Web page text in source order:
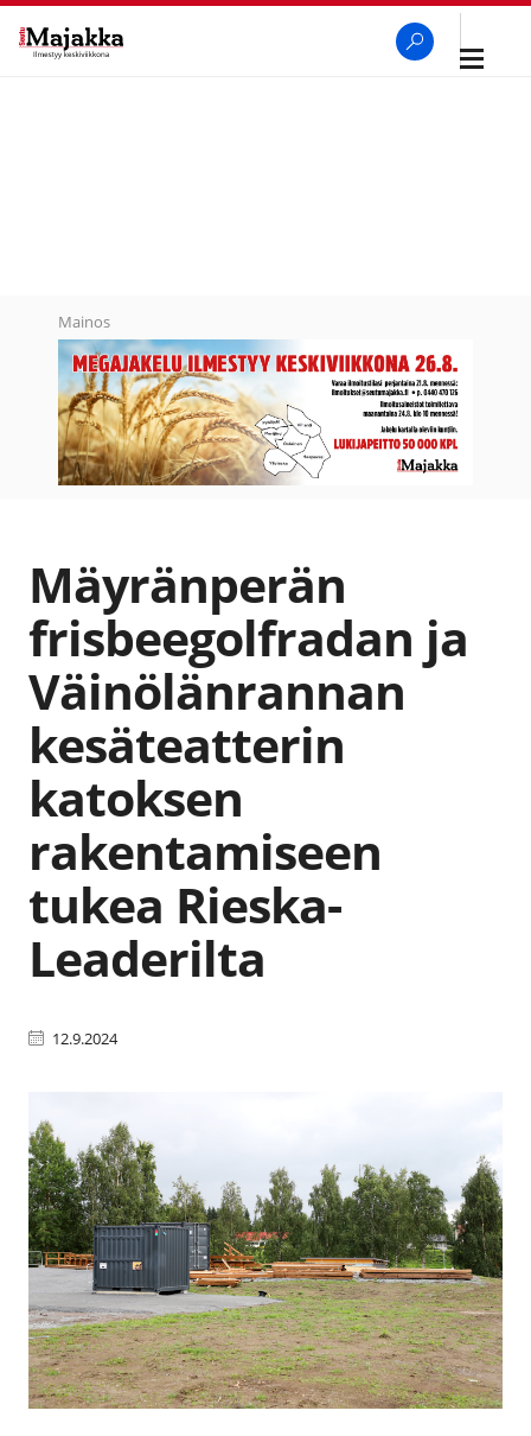
Avaa
Mainos
Mäyränperän
frisbeegolfradan ja
Väinölänrannan
kesäteatterin
katoksen
rakentamiseen
tukea Rieska-
Leaderilta
12.9.2024